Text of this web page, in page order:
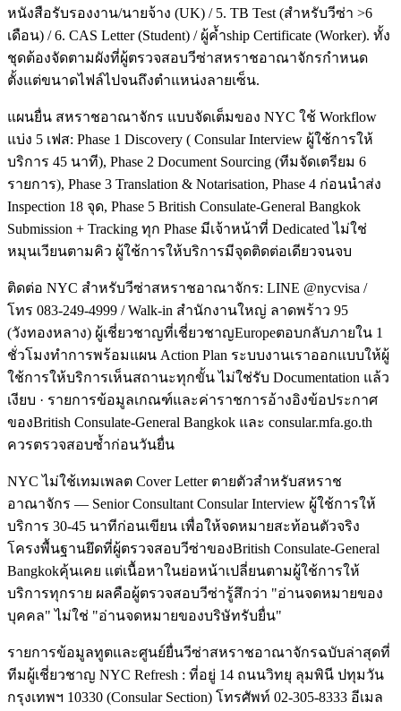
หนังสือรับรองงาน/นายจ้าง (UK) / 5. TB Test (สำหรับวีซ่า >6
เดือน) / 6. CAS Letter (Student) / ผู้ค้ำship Certificate (Worker). ทั้ง
ชุดต้องจัดตามผังที่ผู้ตรวจสอบวีซ่าสหราชอาณาจักรกำหนด
ตั้งแต่ขนาดไฟล์ไปจนถึงตำแหน่งลายเซ็น.
แผนยื่น สหราชอาณาจักร แบบจัดเต็มของ NYC ใช้ Workflow
แบ่ง 5 เฟส: Phase 1 Discovery ( Consular Interview ผู้ใช้การให้
บริการ 45 นาที), Phase 2 Document Sourcing (ทีมจัดเตรียม 6
รายการ), Phase 3 Translation & Notarisation, Phase 4 ก่อนนำส่ง
Inspection 18 จุด, Phase 5 British Consulate-General Bangkok
Submission + Tracking ทุก Phase มีเจ้าหน้าที่ Dedicated ไม่ใช่
หมุนเวียนตามคิว ผู้ใช้การให้บริการมีจุดติดต่อเดียวจนจบ
ติดต่อ NYC สำหรับวีซ่าสหราชอาณาจักร: LINE @nycvisa /
โทร 083-249-4999 / Walk-in สำนักงานใหญ่ ลาดพร้าว 95
(วังทองหลาง) ผู้เชี่ยวชาญที่เชี่ยวชาญEuropeตอบกลับภายใน 1
ชั่วโมงทำการพร้อมแผน Action Plan ระบบงานเราออกแบบให้ผู้
ใช้การให้บริการเห็นสถานะทุกขั้น ไม่ใช่รับ Documentation แล้ว
เงียบ · รายการข้อมูลเกณฑ์และค่าราชการอ้างอิงข้อประกาศ
ของBritish Consulate-General Bangkok และ consular.mfa.go.th
ควรตรวจสอบซ้ำก่อนวันยื่น
NYC ไม่ใช้เทมเพลต Cover Letter ตายตัวสำหรับสหราช
อาณาจักร — Senior Consultant Consular Interview ผู้ใช้การให้
บริการ 30-45 นาทีก่อนเขียน เพื่อให้จดหมายสะท้อนตัวจริง
โครงพื้นฐานยึดที่ผู้ตรวจสอบวีซ่าของBritish Consulate-General
Bangkokคุ้นเคย แต่เนื้อหาในย่อหน้าเปลี่ยนตามผู้ใช้การให้
บริการทุกราย ผลคือผู้ตรวจสอบวีซ่ารู้สึกว่า "อ่านจดหมายของ
บุคคล" ไม่ใช่ "อ่านจดหมายของบริษัทรับยื่น"
รายการข้อมูลทูตและศูนย์ยื่นวีซ่าสหราชอาณาจักรฉบับล่าสุดที่
ทีมผู้เชี่ยวชาญ NYC Refresh : ที่อยู่ 14 ถนนวิทยุ ลุมพินี ปทุมวัน
กรุงเทพฯ 10330 (Consular Section) โทรศัพท์ 02-305-8333 อีเมล